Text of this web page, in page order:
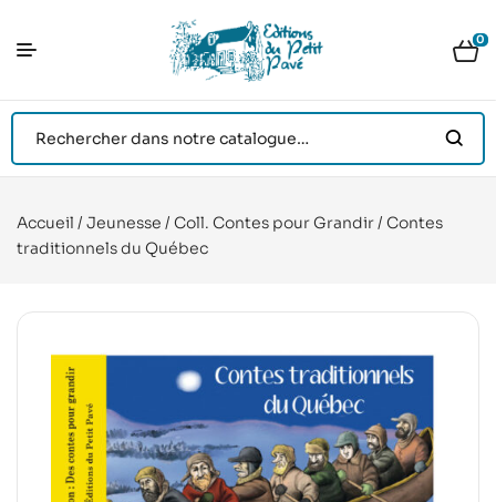
0
Accueil / Jeunesse / Coll. Contes pour Grandir/ Contes
traditionnels du Québec